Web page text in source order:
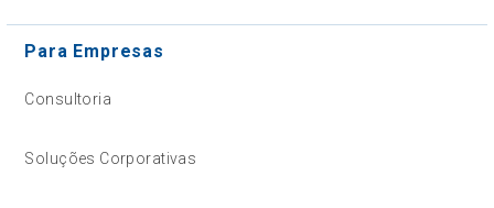
Para Empresas
Consultoria
Soluções Corporativas